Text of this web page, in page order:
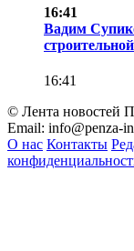
16:41
Вадим
16:41
© Лента новостей
Email: info@penza-
О нас Контакты